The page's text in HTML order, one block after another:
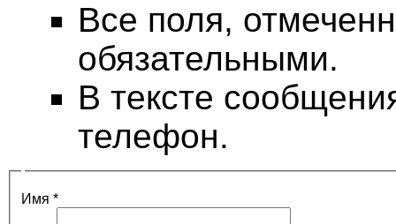
Все поля,
обязательными.
В тексте
телефон.
Имя *